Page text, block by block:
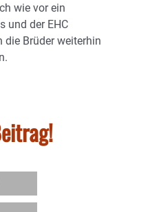
wie vor ein
und der EHC
Brüder weiterhin